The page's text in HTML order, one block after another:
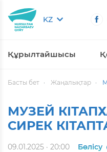
KZ
Құрылтайшысы
Басты бет Жаңалықтар
МУЗЕЙ
СИРЕК
09.01.2025 · 20:00 Бөлісу